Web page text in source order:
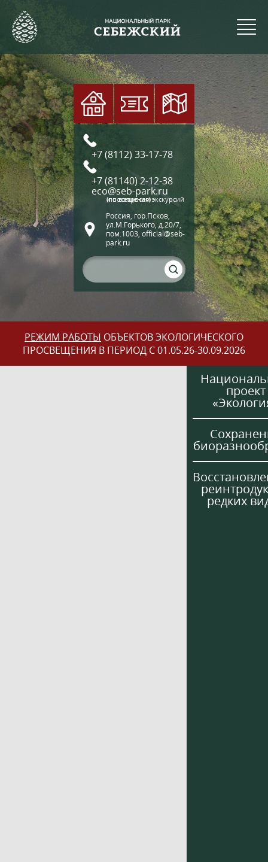
+7 (8112) 33-17-78
+7 (81140) 2-12-38
eco@seb-park.ru
(по вопросам экскурсий и посещения)
Россия, гор.Псков,
ул.М.Горького, д.20/7,
пом.1003, official@seb-
park.ru
РЕЖИМ РАБОТЫ ОБЪЕКТОВ ЭКОЛОГИЧЕСКОГО
ПРОСВЕЩЕНИЯ В ПЕРИОД С 01.05.26-30.09.2026
проект
редких